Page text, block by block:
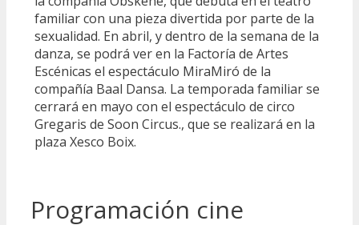
familiar con una pieza divertida por parte de la
sexualidad. En abril, y dentro de la semana de la
danza, se podrá ver en la Factoría de Artes
Escénicas el espectáculo MiraMiró de la
compañía Baal Dansa. La temporada familiar se
cerrará en mayo con el espectáculo de circo
Gregaris de Soon Circus., que se realizará en la
plaza Xesco Boix.
Programación cine